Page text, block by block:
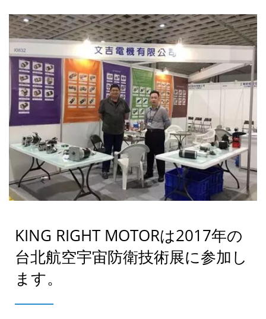
MOTOR
KING RIGHT MOTORは2017年の
台北航空宇宙防衛技術展に参加し
ます。